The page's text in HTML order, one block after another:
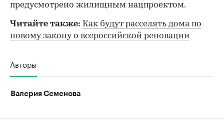
предусмотрено жилищным нацпроектом.
Читайте также: Как будут расселять дома по
новому закону о всероссийской реновации
Авторы
Валерия Семенова